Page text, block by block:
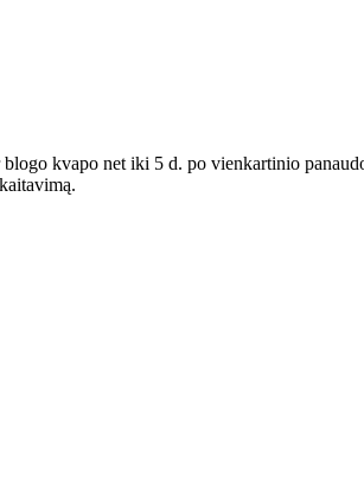
kvapo net iki 5 d. po vienkartinio